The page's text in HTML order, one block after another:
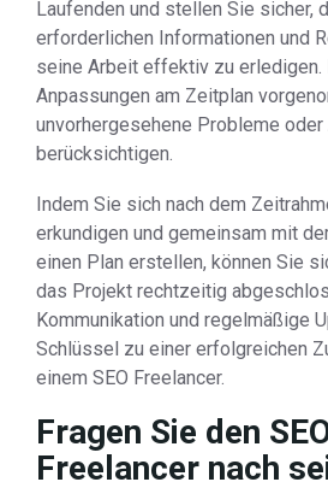
Laufenden und stellen Sie sicher,
erforderlichen Informationen und
seine Arbeit effektiv zu erledigen.
Anpassungen am Zeitplan
unvorhergesehene Probleme oder
berücksichtigen.
Indem Sie sich nach dem
erkundigen und gemeinsam mit
einen Plan erstellen, können Sie
das Projekt rechtzeitig
Kommunikation und regelmäßige
Schlüssel zu einer erfolgreichen
einem SEO Freelancer.
Fragen Sie den
Freelancer nach